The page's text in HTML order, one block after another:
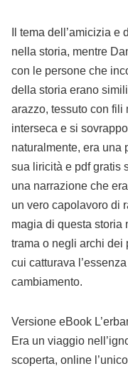
Il tema dell’amicizia e
nella storia, mentre
con le persone che
della storia erano
arazzo, tessuto con
interseca e si
naturalmente, era una
sua liricità e pdf gratis
una narrazione che
un vero capolavoro di
magia di questa storia
trama o negli archi dei
cui catturava
cambiamento.
Versione eBook
Era un viaggio
scoperta, online